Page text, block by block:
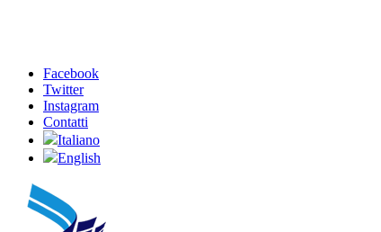
Facebook
Twitter
Instagram
Contatti
Italiano
English